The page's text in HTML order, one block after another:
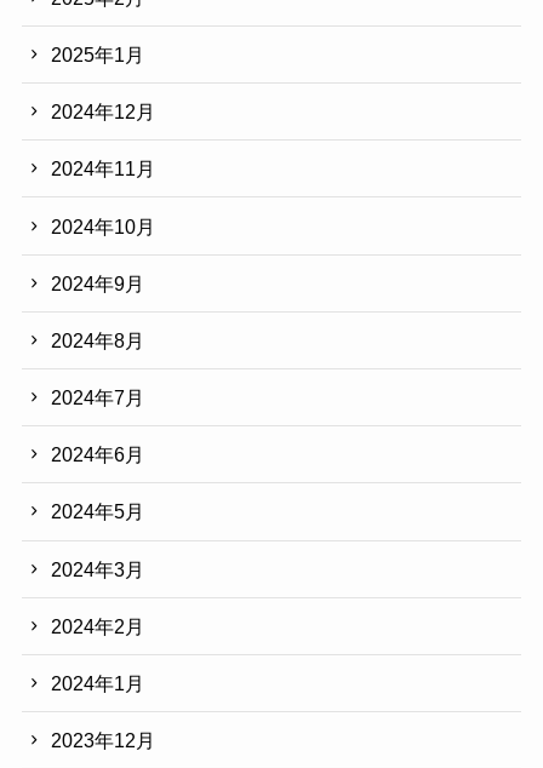
2025年1月
2024年12月
2024年11月
2024年10月
2024年9月
2024年8月
2024年7月
2024年6月
2024年5月
2024年3月
2024年2月
2024年1月
2023年12月